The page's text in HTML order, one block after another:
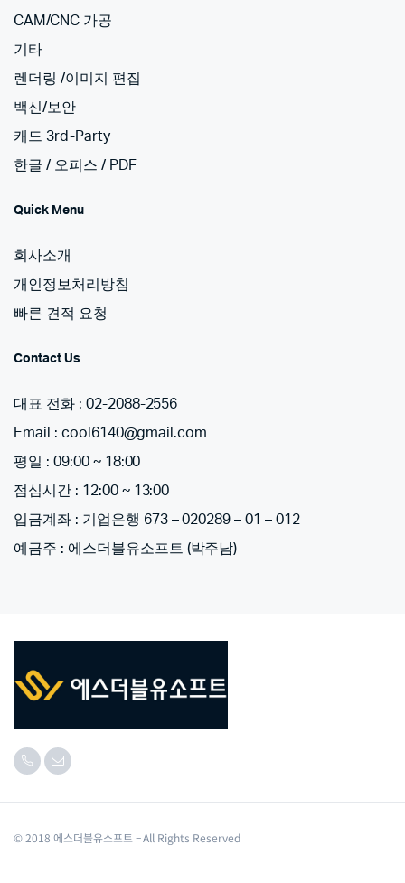
CAM/CNC 가공
기타
렌더링 /이미지 편집
백신/보안
캐드 3rd-Party
한글 / 오피스 / PDF
Quick Menu
회사소개
개인정보처리방침
빠른 견적 요청
Contact Us
대표 전화 : 02-2088-2556
Email : cool6140@gmail.com
평일 : 09:00 ~ 18:00
점심시간 : 12:00 ~ 13:00
입금계좌 : 기업은행 673 – 020289 – 01 – 012
예금주 : 에스더블유소프트 (박주남)
© 2018 에스더블유소프트 – All Rights Reserved